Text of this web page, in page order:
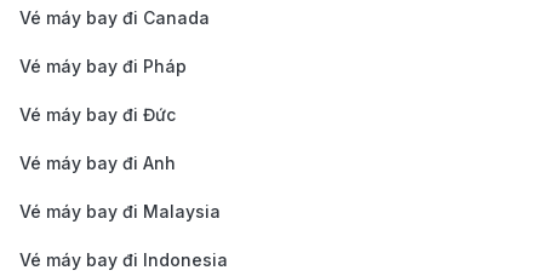
kết nối đến nhiều thành phố khác. Dịch vụ của
hãng hướng đến sự tiện lợi và chuyên nghiệp, phù
hợp cho cả khách du lịch và doanh nhân.
những ai muốn di chuyển linh hoạt trong nước Mỹ.
ANA (All Nippon Airways):
không quốc gia Nhật Bản, nổi tiếng với độ đúng giờ
Vé máy bay đi Canada
Vé máy bay đi Pháp
Vé máy bay đi Đức
Vé máy bay đi Anh
Vé máy bay đi Malaysia
Vé máy bay đi Indonesia